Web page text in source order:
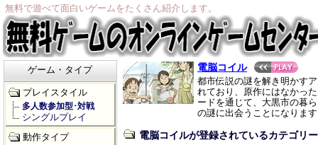
無料で遊べて面白いゲームをたくさん紹介します。
電脳コイル
都市伝説の謎を解き明かす
れており、原作にはなかっ
ードを通じて、大黒市の暮
の謎に出会うことになりま
電脳コイルが登録されているカテゴリー
ゲーム・タイプ
プレイスタイル
多人数参加型･対戦
シングルプレイ
動作タイプ